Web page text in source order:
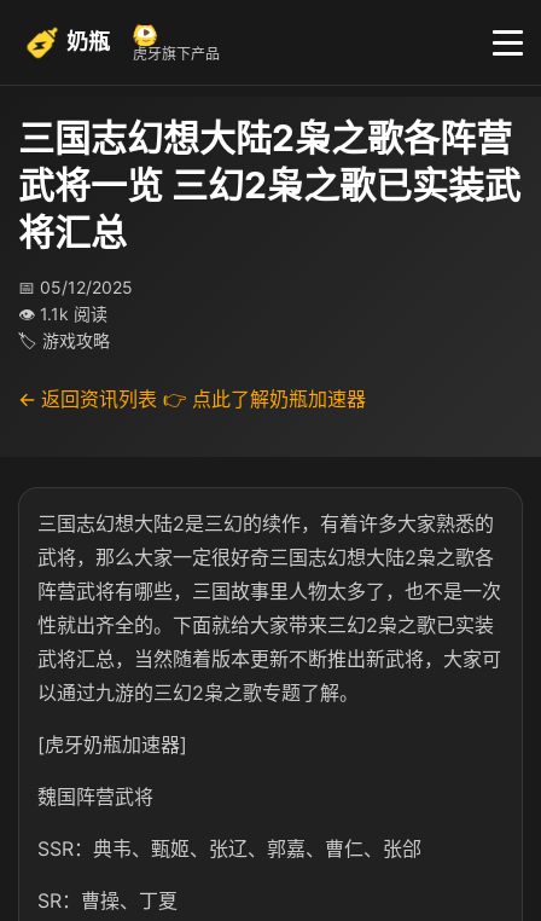
奶瓶 虎牙旗下产品
三国志幻想大陆2枭之歌各阵营
武将一览 三幻2枭之歌已实装武
将汇总
📅 05/12/2025
👁 1.1k 阅读
🏷 游戏攻略
← 返回资讯列表 👉 点此了解奶瓶加速器
三国志幻想大陆2是三幻的续作，有着许多大家熟悉的
武将，那么大家一定很好奇三国志幻想大陆2枭之歌各
阵营武将有哪些，三国故事里人物太多了，也不是一次
性就出齐全的。下面就给大家带来三幻2枭之歌已实装
武将汇总，当然随着版本更新不断推出新武将，大家可
以通过九游的三幻2枭之歌专题了解。
[虎牙奶瓶加速器]
魏国阵营武将
SSR：典韦、甄姬、张辽、郭嘉、曹仁、张郃
SR：曹操、丁夏